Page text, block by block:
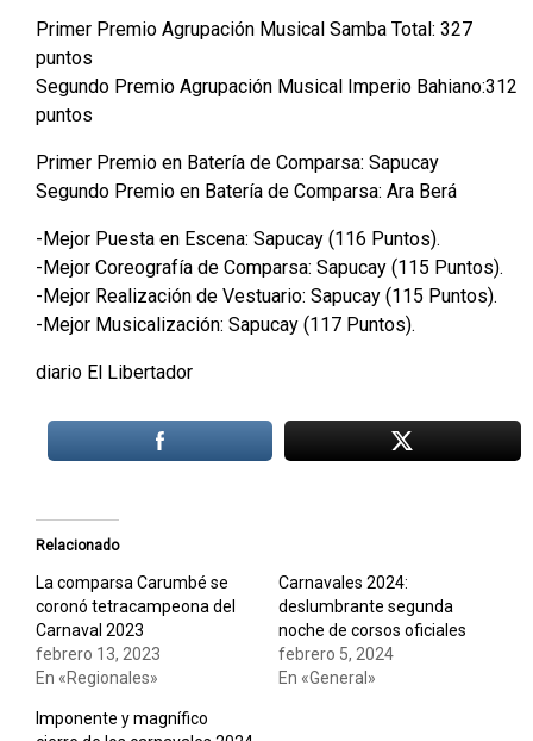
Primer Premio Agrupación Musical Samba Total: 327
puntos
Segundo Premio Agrupación Musical Imperio Bahiano:312
puntos
Primer Premio en Batería de Comparsa: Sapucay
Segundo Premio en Batería de Comparsa: Ara Berá
-Mejor Puesta en Escena: Sapucay (116 Puntos).
-Mejor Coreografía de Comparsa: Sapucay (115 Puntos).
-Mejor Realización de Vestuario: Sapucay (115 Puntos).
-Mejor Musicalización: Sapucay (117 Puntos).
diario El Libertador
Relacionado
La comparsa Carumbé se
coronó tetracampeona del
Carnaval 2023
febrero 13, 2023
En «Regionales»
Carnavales 2024:
deslumbrante segunda
noche de corsos oficiales
febrero 5, 2024
En «General»
Imponente y magnífico